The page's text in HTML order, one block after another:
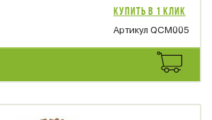
Купить в 1 клик
Артикул QCM005